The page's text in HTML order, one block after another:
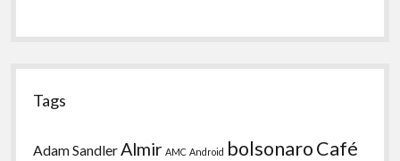
Tags
Adam Sandler Almir AMC Android bolsonaroCafé